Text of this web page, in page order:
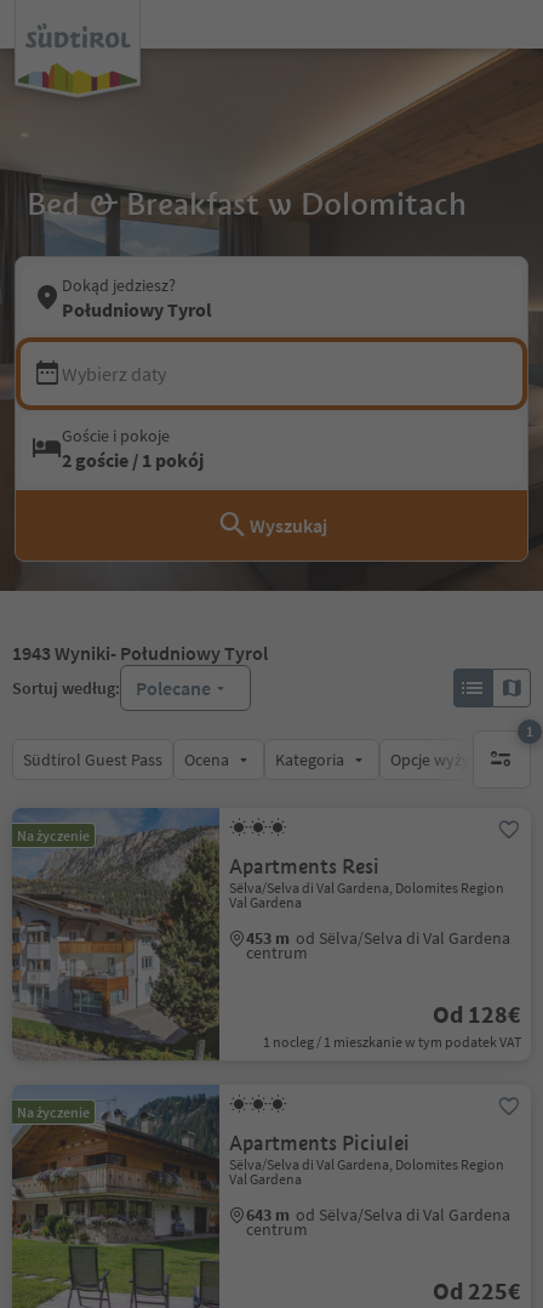
Bed & Breakfast w Dolomitach
Dokąd jedziesz?
Południowy Tyrol
Wybierz daty
Goście i pokoje
2 goście / 1 pokój
Wyszukaj
1943 Wyniki- Południowy Tyrol
Sortuj według: Polecane
Südtirol Guest Pass Ocena Kategoria Opcje wyżywienia
1
1
Na życzenie
Apartments Resi
Sëlva/Selva di Val Gardena, Dolomites Region
Val Gardena
453 m od Sëlva/Selva di Val Gardena
centrum
Od 128€
1 nocleg / 1 mieszkanie w tym podatek VAT
Na życzenie
Apartments Piciulei
Sëlva/Selva di Val Gardena, Dolomites Region
Val Gardena
643 m od Sëlva/Selva di Val Gardena
centrum
Od 225€